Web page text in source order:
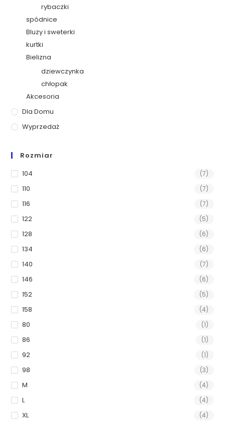
rybaczki
spódnice
Bluzy i sweterki
kurtki
Bielizna
dziewczynka
chłopak
Akcesoria
Dla Domu
Wyprzedaż
Rozmiar
104
(7)
110 (7)
116 (7)
122 (5)
128 (6)
134 (6)
140 (7)
146 (6)
152 (5)
158 (4)
80 (1)
86 (1)
92 (1)
98 (3)
M (4)
L (4)
XL (4)